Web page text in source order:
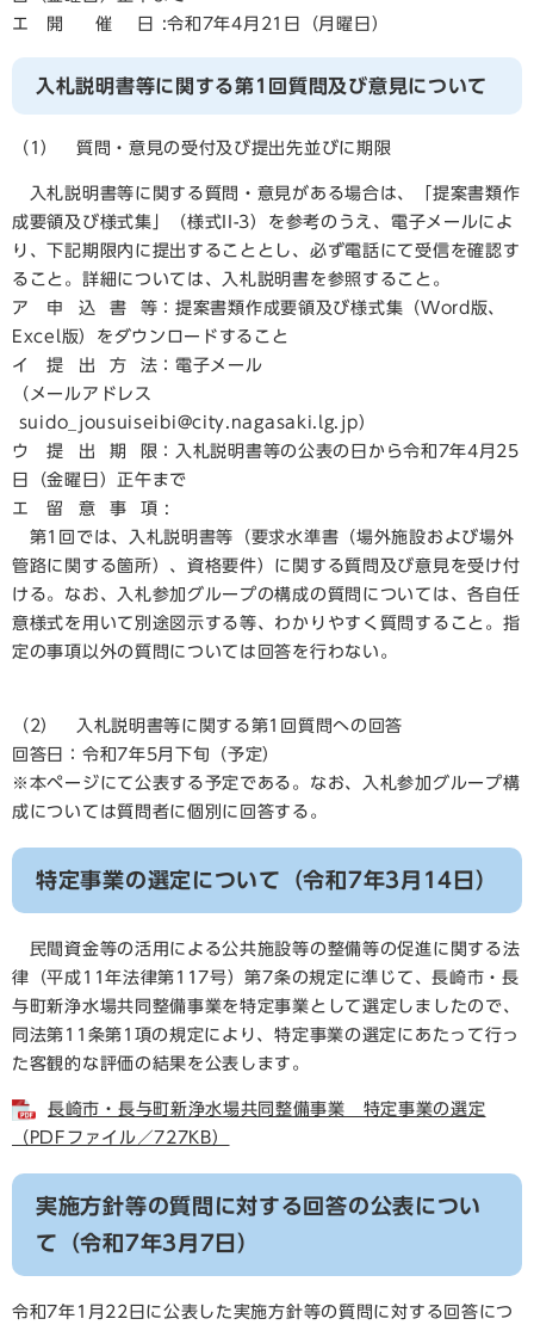
エ 開 催 日 :令和7年4月21日（月曜日）
入札説明書等に関する第1回質問及び意見について
（1） 質問・意見の受付及び提出先並びに期限
入札説明書等に関する質問・意見がある場合は、「提案書類作
成要領及び様式集」（様式II-3）を参考のうえ、電子メールによ
り、下記期限内に提出することとし、必ず電話にて受信を確認す
ること。詳細については、入札説明書を参照すること。
ア 申 込 書 等：提案書類作成要領及び様式集（Word版、
Excel版）をダウンロードすること
イ 提 出 方 法：電子メール
（メールアドレス
suido_jousuiseibi@city.nagasaki.lg.jp）
ウ 提 出 期 限：入札説明書等の公表の日から令和7年4月25
日（金曜日）正午まで
エ 留 意 事 項 :
第1回では、入札説明書等（要求水準書（場外施設および場外
管路に関する箇所）、資格要件）に関する質問及び意見を受け付
ける。なお、入札参加グループの構成の質問については、各自任
意様式を用いて別途図示する等、わかりやすく質問すること。指
定の事項以外の質問については回答を行わない。
（2） 入札説明書等に関する第1回質問への回答
回答日：令和7年5月下旬（予定）
※本ページにて公表する予定である。なお、入札参加グループ構
成については質問者に個別に回答する。
特定事業の選定について（令和7年3月14日）
民間資金等の活用による公共施設等の整備等の促進に関する法
律（平成11年法律第117号）第7条の規定に準じて、長崎市・長
与町新浄水場共同整備事業を特定事業として選定しましたので、
同法第11条第1項の規定により、特定事業の選定にあたって行っ
た客観的な評価の結果を公表します。
長崎市・長与町新浄水場共同整備事業 特定事業の選定
（PDFファイル／727KB）
実施方針等の質問に対する回答の公表につい
て（令和7年3月7日）
令和7年1月22日に公表した実施方針等の質問に対する回答につ